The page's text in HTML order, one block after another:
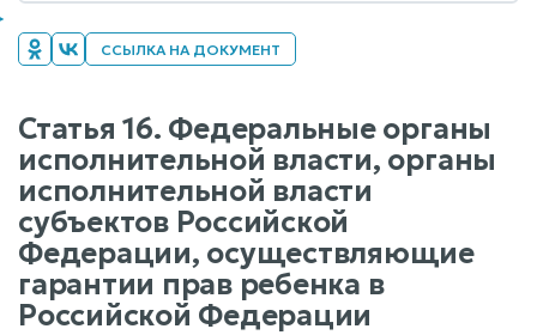
ССЫЛКА НА ДОКУМЕНТ
Статья 16. Федеральные органы
исполнительной власти, органы
исполнительной власти
субъектов Российской
Федерации, осуществляющие
гарантии прав ребенка в
Российской Федерации